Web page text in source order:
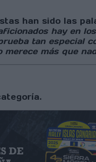
han sido las
hay en
tan especial
más que